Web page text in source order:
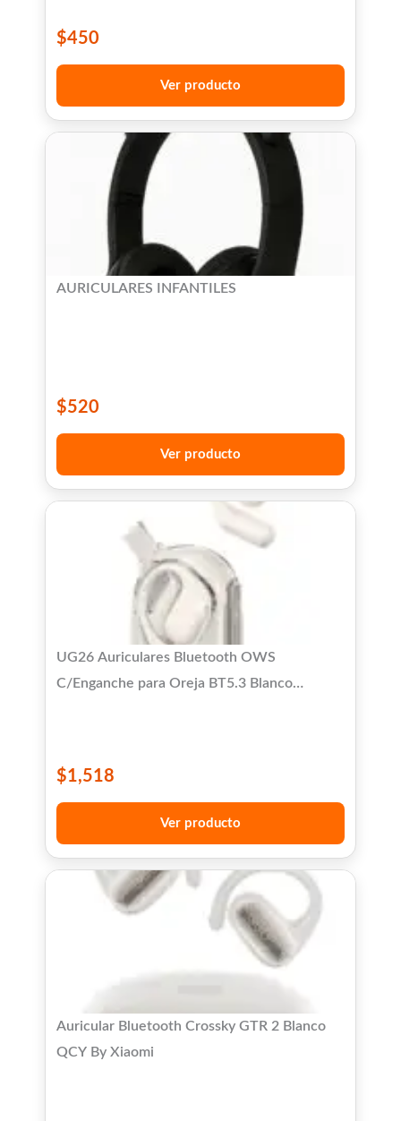
$450
Ver producto
AURICULARES INFANTILES
$520
Ver producto
UG26 Auriculares Bluetooth OWS
C/Enganche para Oreja BT5.3 Blanco
$1,518
Ver producto
Auricular Bluetooth Crossky GTR 2 Blanco
QCY By Xiaomi